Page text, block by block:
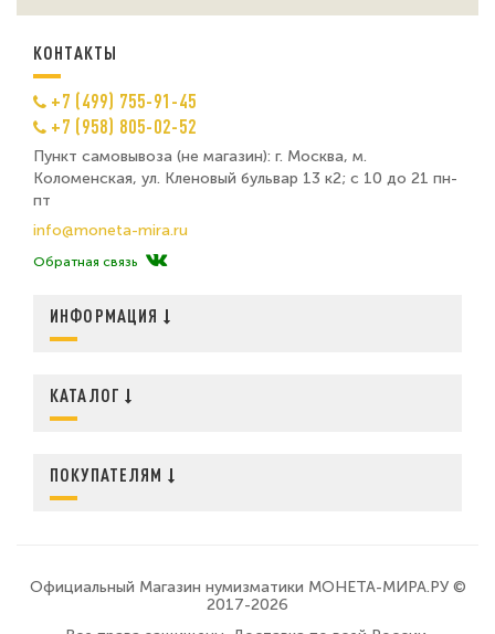
КОНТАКТЫ
+7 (499) 755-91-45
+7 (958) 805-02-52
Пункт самовывоза (не магазин): г. Москва, м.
Коломенская, ул. Кленовый бульвар 13 к2; с 10 до 21 пн-
пт
info@moneta-mira.ru
Обратная связь
ИНФОРМАЦИЯ
КАТАЛОГ
ПОКУПАТЕЛЯМ
Официальный Магазин нумизматики МОНЕТА-МИРА.РУ ©
2017-2026